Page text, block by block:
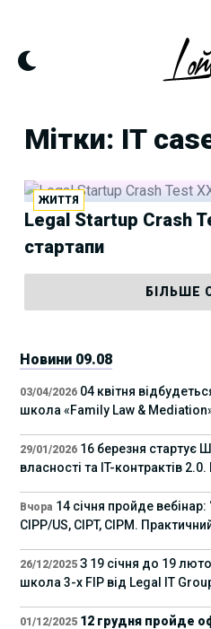
content
Мітки: IT
ЖИТТЯ
Legal Startup Crash
стартапи
БІЛЬШЕ
Новини 09.08
03/04/2026 04 квітня
школа «Family Law &
29/01/2026 16 березня стартує
власності та IT-контрактів
Вчора 14 січня пройде вебінар:
CIPP/US, CIPT, CIPM.
26/12/2025 З 19 січня до 19
школа 3-х FIP від Legal IT
01/12/2025 12 грудня пройде